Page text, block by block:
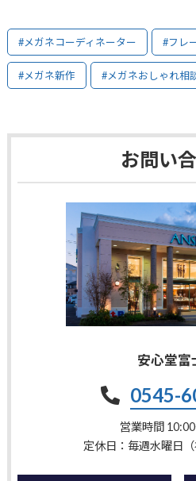
#メガネコーディネーター #フレ
#メガネ新作 #メガネおしゃれ相
お問い
安心堂富
0545-
営業時間
定休日：毎週水曜日（